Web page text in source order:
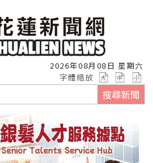
2026年08月08日 星期六
字體縮放
搜尋新聞